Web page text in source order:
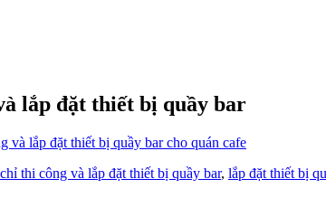
lắp đặt thiết bị quầy bar
thi công và lắp đặt thiết bị quầy bar, lắp đặt thiết bị